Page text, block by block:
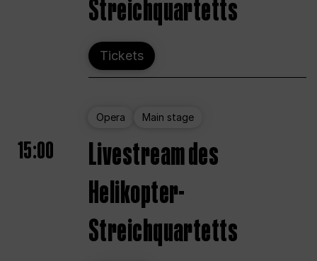
Streichquartetts
Tickets
Opera Main stage
15:00
Livestream des
Helikopter-
Streichquartetts